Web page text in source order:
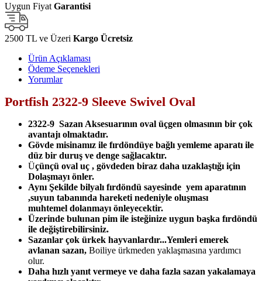
Uygun Fiyat Garantisi
2500 TL ve Üzeri Kargo Ücretsiz
Ürün Açıklaması
Ödeme Seçenekleri
Yorumlar
Portfish 2322-9 Sleeve Swivel Oval
2322-9 Sazan Aksesuarının oval üçgen olmasının bir çok
avantajı olmaktadır.
Gövde misinamız ile fırdöndüye bağlı yemleme aparatı ile
düz bir duruş ve denge sağlacaktır.
Üçünçü oval uç , gövdeden biraz daha uzaklaştığı için
Dolaşmayı önler.
Aynı Şekilde bilyalı fırdöndü sayesinde yem aparatının
,suyun tabanında hareketi nedeniyle oluşması
muhtemel dolanmayı önleyecektir.
Üzerinde bulunan pim ile isteğinize uygun başka fırdöndü
ile değiştirebilirsiniz.
Sazanlar çok ürkek hayvanlardır...Yemleri emerek
avlanan sazan, Boiliye ürkmeden yaklaşmasına yardımcı
olur.
Daha hızlı yanıt vermeye ve daha fazla sazan yakalamaya